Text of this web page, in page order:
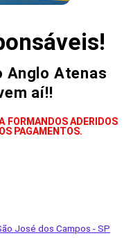
Anglo Atenas
aí!!
FORMANDOS ADERIDOS
PAGAMENTOS.
José dos Campos - SP